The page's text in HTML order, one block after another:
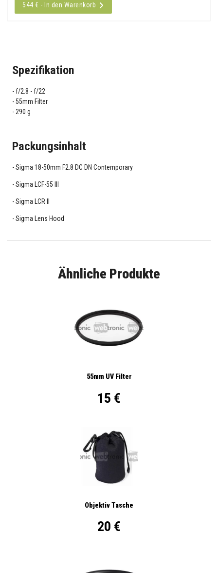
544 € - In den Warenkorb
Spezifikation
f/2.8 - f/22
55mm Filter
290 g
Packungsinhalt
Sigma 18-50mm F2.8 DC DN Contemporary
Sigma LCF-55 III
Sigma LCR II
Sigma Lens Hood
Ähnliche Produkte
55mm UV Filter
15 €
Objektiv Tasche
20 €